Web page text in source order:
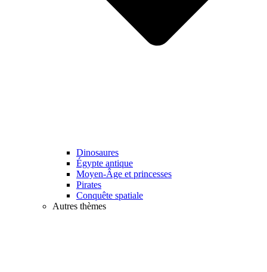
Dinosaures
Égypte antique
Moyen-Âge et princesses
Pirates
Conquête spatiale
Autres thèmes